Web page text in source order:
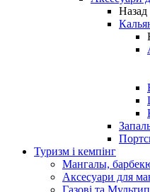
Назад
Туризм і кемпінг
Мангалы,
Аксесуари для
Газові та